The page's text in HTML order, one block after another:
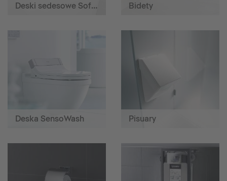
Deski sedesowe SoftClose Bidety
Deska SensoWash Pisuary